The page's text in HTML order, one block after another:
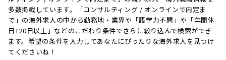
多数掲載しています。「コンサルティング / オンラインで内定ま
で」の海外求人の中から勤務地・業界や「語学力不問」や「年間休
日120日以上」などのこだわり条件でさらに絞り込んで検索ができ
ます。希望の条件を入力してあなたにぴったりな海外求人を見つけ
てくださいね！